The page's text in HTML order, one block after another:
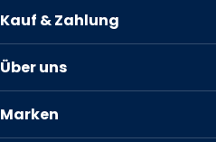
Kauf & Zahlung
Über uns
Marken